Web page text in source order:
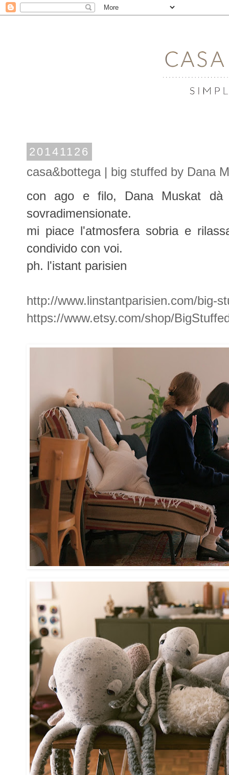
20141126
casa&bottega | big stuffed by Dana
con ago e filo, Dana Muskat dà
sovradimensionate.
mi piace l'atmosfera sobria e
condivido con voi.
ph. l'istant parisien
http://www.linstantparisien.com/big-
https://www.etsy.com/shop/